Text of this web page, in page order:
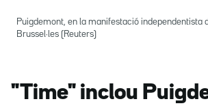
Puigdemont, en la manifestació independentista
Brussel·les (Reuters)
"Time" inclou